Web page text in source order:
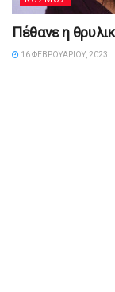
Πέθανε η
16 ΦΕΒΡΟΥΑΡΊΟΥ, 2023